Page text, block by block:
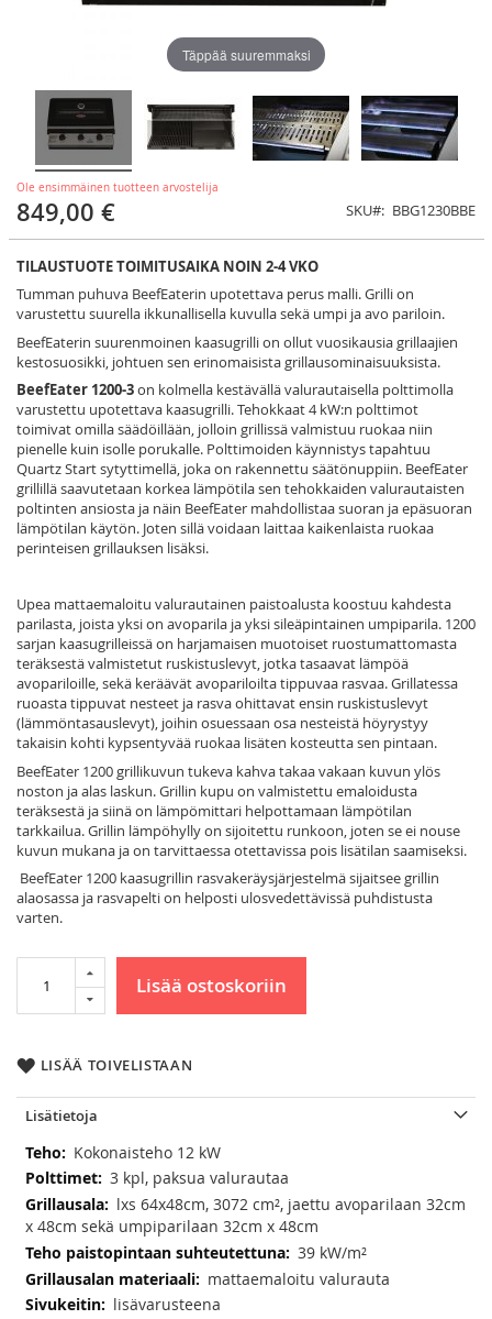
Ole ensimmäinen tuotteen arvostelija
849,00 € SKU BBG1230BBE
TILAUSTUOTE TOIMITUSAIKA NOIN 2-4 VKO
Tumman puhuva BeefEaterin upotettava perus malli. Grilli on
varustettu suurella ikkunallisella kuvulla sekä umpi ja avo pariloin.
BeefEaterin suurenmoinen kaasugrilli on ollut vuosikausia grillaajien
kestosuosikki, johtuen sen erinomaisista grillausominaisuuksista.
BeefEater 1200-3on kolmella kestävällä valurautaisella polttimolla
varustettu upotettava kaasugrilli. Tehokkaat 4 kW:n polttimot
toimivat omilla säädöillään, jolloin grillissä valmistuu ruokaa niin
pienelle kuin isolle porukalle. Polttimoiden käynnistys tapahtuu
Quartz Start sytyttimellä, joka on rakennettu säätönuppiin. BeefEater
grillillä saavutetaan korkea lämpötila sen tehokkaiden valurautaisten
poltinten ansiosta ja näin BeefEater mahdollistaa suoran ja epäsuoran
lämpötilan käytön. Joten sillä voidaan laittaa kaikenlaista ruokaa
perinteisen grillauksen lisäksi.
Upea mattaemaloitu valurautainen paistoalusta koostuu kahdesta
parilasta, joista yksi on avoparila ja yksi sileäpintainen umpiparila. 1200
sarjan kaasugrilleissä on harjamaisen muotoiset ruostumattomasta
teräksestä valmistetut ruskistuslevyt, jotka tasaavat lämpöä
avopariloille, sekä keräävät avopariloilta tippuvaa rasvaa. Grillatessa
ruoasta tippuvat nesteet ja rasva ohittavat ensin ruskistuslevyt
(lämmöntasauslevyt), joihin osuessaan osa nesteistä höyrystyy
takaisin kohti kypsentyvää ruokaa lisäten kosteutta sen pintaan.
BeefEater 1200 grillikuvun tukeva kahva takaa vakaan kuvun ylös
noston ja alas laskun. Grillin kupu on valmistettu emaloidusta
teräksestä ja siinä on lämpömittari helpottamaan lämpötilan
tarkkailua. Grillin lämpöhylly on sijoitettu runkoon, joten se ei nouse
kuvun mukana ja on tarvittaessa otettavissa pois lisätilan saamiseksi.
BeefEater 1200 kaasugrillin rasvakeräysjärjestelmä sijaitsee grillin
alaosassa ja rasvapelti on helposti ulosvedettävissä puhdistusta
varten.
Lisää ostoskoriin
LISÄÄ TOIVELISTAAN
Täppää suuremmaksi
Lisätietoja
LisätietojaKokonaisteho 12 kW
3 kpl, paksua valurautaa
lxs 64x48cm, 3072 cm², jaettu avoparilaan 32cm
x 48cm sekä umpiparilaan 32cm x 48cm
39 kW/m²
mattaemaloitu valurauta
lisävarusteena